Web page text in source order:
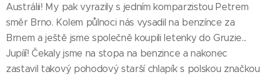
Austrálii! My pak vyrazily s jedním komparzistou Petrem
směr Brno. Kolem půlnoci nás vysadil na benzínce za
Brnem a ještě jsme společně koupili letenky do Gruzie...
Jupííí! Čekaly jsme na stopa na benzince a nakonec
zastavil takový pohodový starší chlapík s polskou značkou